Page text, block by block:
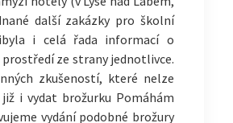
další zakázky pro školní
i celá řada informací o
ze strany jednotlivce.
zkušeností, které nelze
i vydat brožurku Pomáhám
vydání podobné brožury